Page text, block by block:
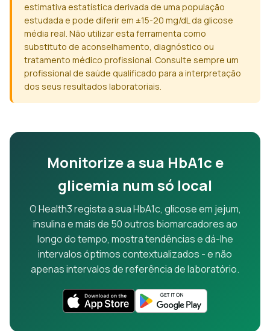
estimativa estatística derivada de uma população
estudada e pode diferir em ±15-20 mg/dL da glicose
média real. Não utilizar esta ferramenta como
substituto de aconselhamento, diagnóstico ou
tratamento médico profissional. Consulte sempre um
profissional de saúde qualificado para a interpretação
dos seus resultados laboratoriais.
Monitorize a sua HbA1c e
glicemia num só local
O Health3 regista a sua HbA1c, glicose em jejum,
insulina e mais de 50 outros biomarcadores ao
longo do tempo, mostra tendências e dá-lhe
intervalos óptimos contextualizados - e não
apenas intervalos de referência de laboratório.